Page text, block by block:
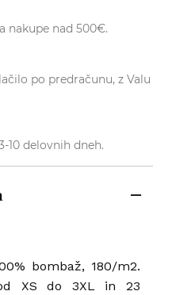
nakupe nad 500€.
po predračunu, z Valu
10 delovnih dneh.
bombaž, 180/m2.
XS do 3XL in 23